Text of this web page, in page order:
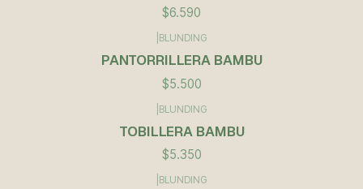
$6.590
BLUNDING
PANTORRILLERA BAMBU
$5.500
BLUNDING
TOBILLERA BAMBU
$5.350
BLUNDING